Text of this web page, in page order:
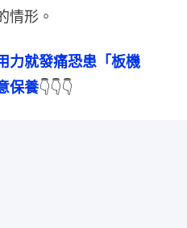
情形。
力就發痛恐患「板機
保養👇👇👇